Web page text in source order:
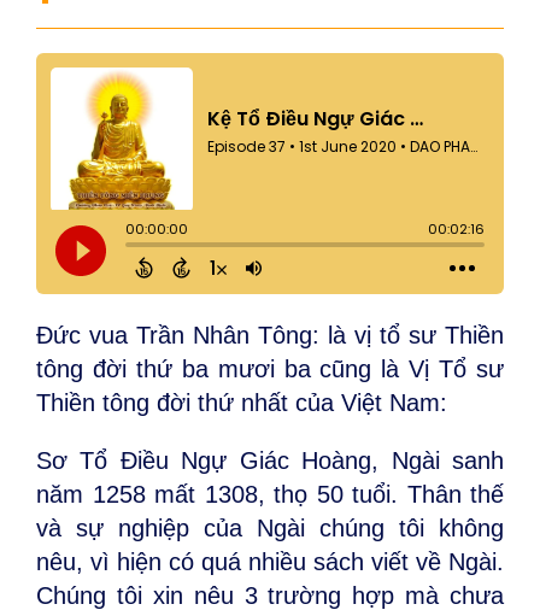
Đức vua Trần Nhân Tông: là vị tổ sư Thiền
tông đời thứ ba mươi ba cũng là Vị Tổ sư
Thiền tông đời thứ nhất của Việt Nam:
Sơ Tổ Điều Ngự Giác Hoàng, Ngài sanh
năm 1258 mất 1308, thọ 50 tuổi. Thân thế
và sự nghiệp của Ngài chúng tôi không
nêu, vì hiện có quá nhiều sách viết về Ngài.
Chúng tôi xin nêu 3 trường hợp mà chưa